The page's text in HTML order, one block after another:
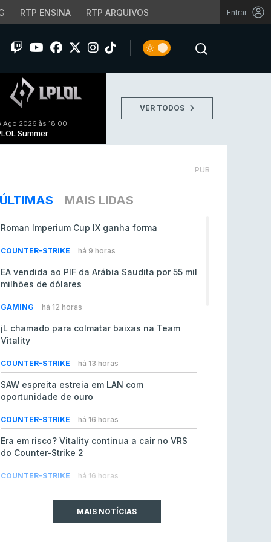
RTP ENSINA RTP ARQUIVOS Entrar
Ago 2026 às 18:00
Summer
VER TODOS
PUB
ÚLTIMAS MAIS LIDAS
Roman Imperium Cup IX ganha forma
COUNTER-STRIKE há 9 horas
EA vendida ao PIF da Arábia Saudita por 55 mil
milhões de dólares
GAMING há 12 horas
jL chamado para colmatar baixas na Team
Vitality
COUNTER-STRIKE há 13 horas
SAW espreita estreia em LAN com
oportunidade de ouro
COUNTER-STRIKE há 16 horas
Era em risco? Vitality continua a cair no VRS
do Counter-Strike 2
COUNTER-STRIKE há 16 horas
comunitários de League of Legends
MAIS NOTÍCIAS